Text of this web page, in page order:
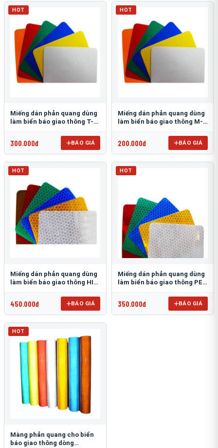
HOT
Miếng dán phản quang dùng
làm biển báo giao thông T-
300.000đ BÁO GIÁ
HOT
Miếng dán phản quang dùng
làm biển báo giao thông M-
200.000đ BÁO GIÁ
HOT
Miếng dán phản quang dùng
làm biển báo giao thông HIP
450.000đ BÁO GIÁ
HOT
Miếng dán phản quang dùng
làm biển báo giao thông PEG
350.000đ BÁO GIÁ
HOT
Màng phản quang cho biển
báo giao thông dòng